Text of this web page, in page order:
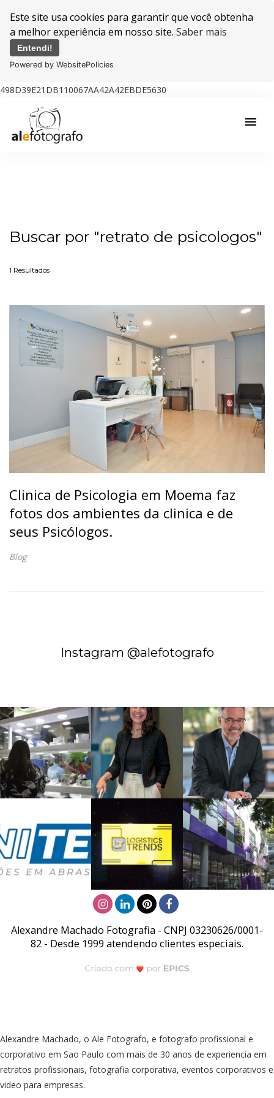
Este site usa cookies para garantir que você obtenha
a melhor experiência em nosso site. Saber mais
Entendi!
Powered by WebsitePolicies
498D39E21DB110067AA42A42EBDE5630
menu
Buscar por "retrato de psicologos"
1 Resultados
Clinica de Psicologia em Moema faz
fotos dos ambientes da clinica e de
seus Psicólogos.
Blog
Instagram @alefotografo
Alexandre Machado Fotografia - CNPJ 03230626/0001-
82 - Desde 1999 atendendo clientes especiais.
Alexandre Machado, o Ale Fotografo, e fotografo profissional e
corporativo em Sao Paulo com mais de 30 anos de experiencia em
retratos profissionais, fotografia corporativa, eventos corporativos e
video para empresas.